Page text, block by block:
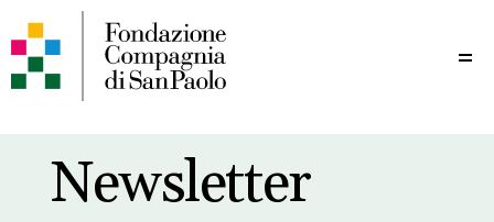
Newsletter